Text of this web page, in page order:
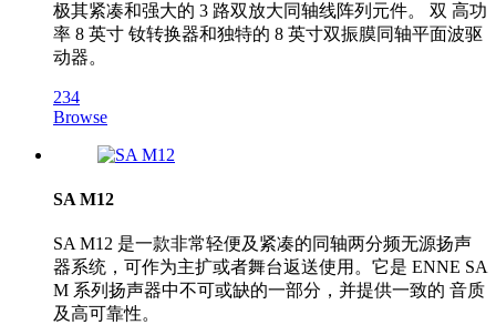
极其紧凑和强大的 3 路双放大同轴线阵列元件。 双 高功
率 8 英寸 钕转换器和独特的 8 英寸双振膜同轴平面波驱
动器。
234
Browse
SA M12
SA M12 是一款非常轻便及紧凑的同轴两分频无源扬声
器系统，可作为主扩或者舞台返送使用。它是 ENNE SA
M 系列扬声器中不可或缺的一部分，并提供一致的 音质
及高可靠性。